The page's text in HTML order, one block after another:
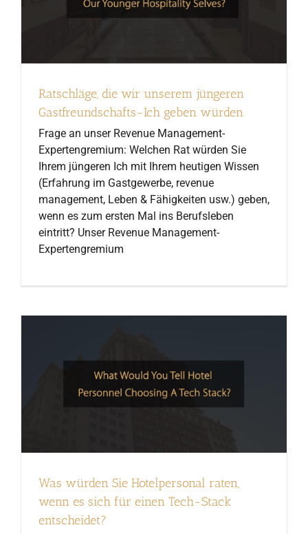
Ratschläge, die wir unserem jüngeren
Gastfreundschafts-Ich geben würden
Frage an unser Revenue Management-
Expertengremium: Welchen Rat würden Sie
Ihrem jüngeren Ich mit Ihrem heutigen Wissen
(Erfahrung im Gastgewerbe, revenue
management, Leben & Fähigkeiten usw.) geben,
wenn es zum ersten Mal ins Berufsleben
eintritt? Unser Revenue Management-
Expertengremium
Was würden Sie Hotelpersonal raten,
wenn es sich für einen Tech-Stack
entscheidet?